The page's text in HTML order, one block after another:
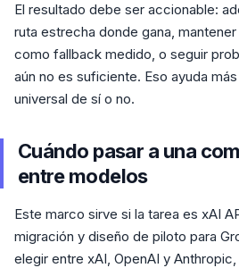
El resultado debe ser accionable:
ruta estrecha donde gana,
como fallback medido, o seguir
aún no es suficiente. Eso ayuda
universal de sí o no.
Cuándo pasar a una
entre modelos
Este marco sirve si la tarea es xAI
migración y diseño de piloto para
elegir entre xAI, OpenAI y